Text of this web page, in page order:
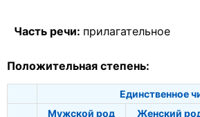
Часть речи: прилагательное
Положительная степень:
Единственное
Мужской род
Женский